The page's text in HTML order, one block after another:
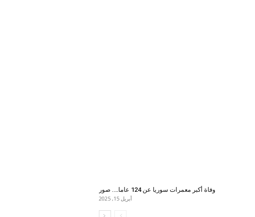
وفاة أكبر معمرات سوريا عن 124 عاما…. صور
أبريل 15, 2025